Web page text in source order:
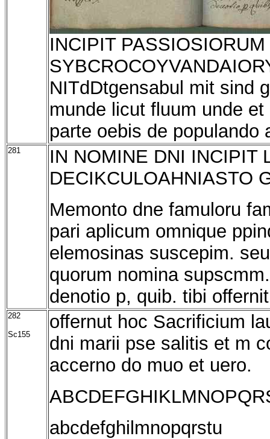
INCIPIT
NITdDtgensabul mit sind
munde licut fluum unde
parte oebis de populando
281
IN NOMINE DNI INCIPIT
DECIKCULOAHNIASTO
Memonto dne famuloru
pari aplicum omnique
elemosinas suscepim.
quorum nomina
denotio p, quib. tibi
282
Sc155
offernut hoc Sacrificium
dni marii pse salitis et m
accerno do muo et uero.
abcdefghilmnopqrstu